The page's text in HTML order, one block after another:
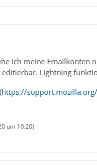
ich meine
Lightning
https://
um 10:20)